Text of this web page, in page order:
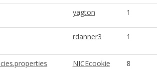
yagton 1
rdanner3 1
NICEcookie 8